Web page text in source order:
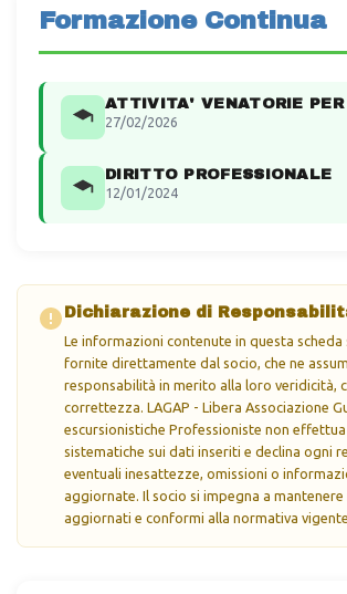
Formazione Continua
ATTIVITA' VENATORIE PER
27/02/2026
DIRITTO PROFESSIONALE
12/01/2024
Dichiarazione di
Le informazioni contenute in questa scheda
fornite direttamente dal socio, che ne
responsabilità in merito alla loro veridicità,
correttezza. LAGAP - Libera Associazione
escursionistiche Professioniste non
sistematiche sui dati inseriti e declina ogni
eventuali inesattezze, omissioni o
aggiornate. Il socio si impegna a
aggiornati e conformi alla normativa vigente.